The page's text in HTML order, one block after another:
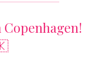
Copenhagen!